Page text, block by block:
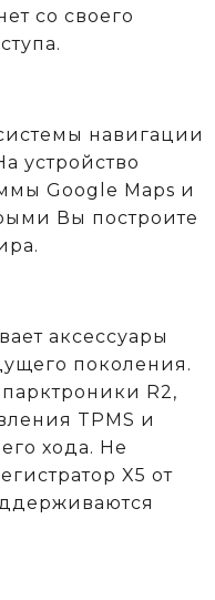
со своего
навигации
устройство
Google Maps и
Вы построите
аксессуары
поколения.
R2,
TPMS и
хода. Не
X5 от